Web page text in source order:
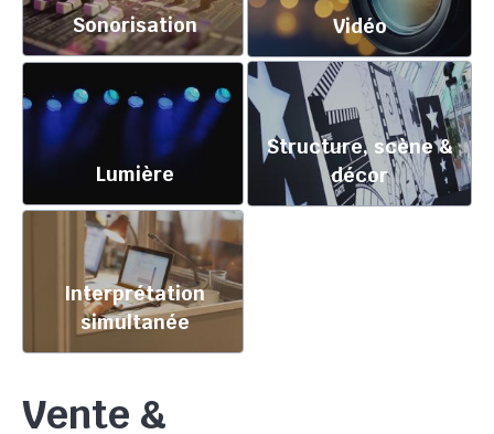
Sonorisation Vidéo
Lumière
Structure, scène &
décor
Interprétation
simultanée
Vente &